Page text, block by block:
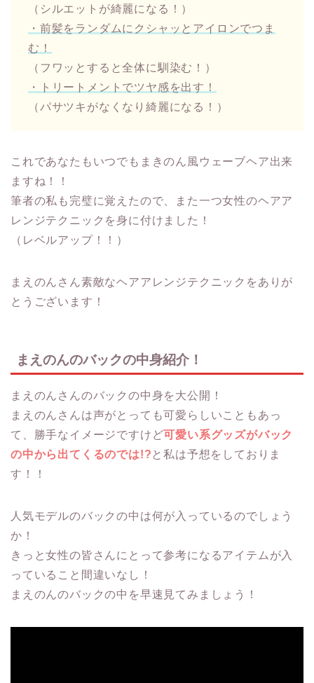
（シルエットが綺麗になる！）
・前髪をランダムにクシャッとアイロンでつま
む！
（フワッとすると全体に馴染む！）
・トリートメントでツヤ感を出す！
（パサツキがなくなり綺麗になる！）
これであなたもいつでもまきのん風ウェーブヘア出来
ますね！！
筆者の私も完璧に覚えたので、また一つ女性のヘアア
レンジテクニックを身に付けました！
（レベルアップ！！）
まえのんさん素敵なヘアアレンジテクニックをありが
とうございます！
まえのんのバックの中身紹介！
まえのんさんのバックの中身を大公開！
まえのんさんは声がとっても可愛らしいこともあっ
て、勝手なイメージですけど可愛い系グッズがバック
の中から出てくるのでは!? と私は予想をしておりま
す！！
人気モデルのバックの中は何が入っているのでしょう
か！
きっと女性の皆さんにとって参考になるアイテムが入
っていること間違いなし！
まえのんのバックの中を早速見てみましょう！